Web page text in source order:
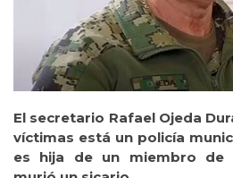
El secretario Rafael Ojeda
víctimas está un policía
es hija de un miembro de